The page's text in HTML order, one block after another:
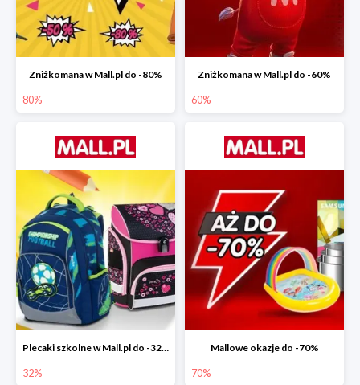
Zniżkomana w Mall.pl do -80%
80%
Zniżkomana w Mall.pl do -60%
60%
Plecaki szkolne w Mall.pl do -32%
32%
Mallowe okazje do -70%
70%